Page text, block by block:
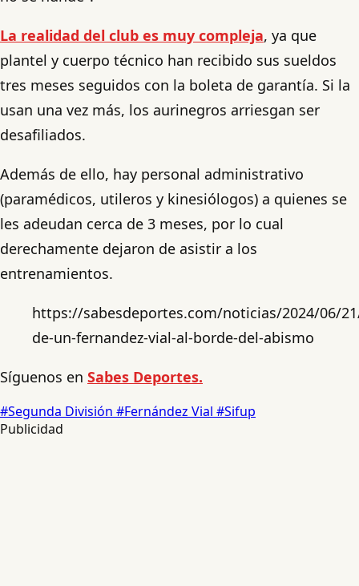
La realidad del club es muy compleja, ya que
plantel y cuerpo técnico han recibido sus sueldos
tres meses seguidos con la boleta de garantía. Si la
usan una vez más, los aurinegros arriesgan ser
desafiliados.
Además de ello, hay personal administrativo
(paramédicos, utileros y kinesiólogos) a quienes se
les adeudan cerca de 3 meses, por lo cual
derechamente dejaron de asistir a los
entrenamientos.
https://sabesdeportes.com/noticias/2024/06/
de-un-fernandez-vial-al-borde-del-abismo
Síguenos en Sabes Deportes.
#Segunda División #Fernández Vial #Sifup
Publicidad